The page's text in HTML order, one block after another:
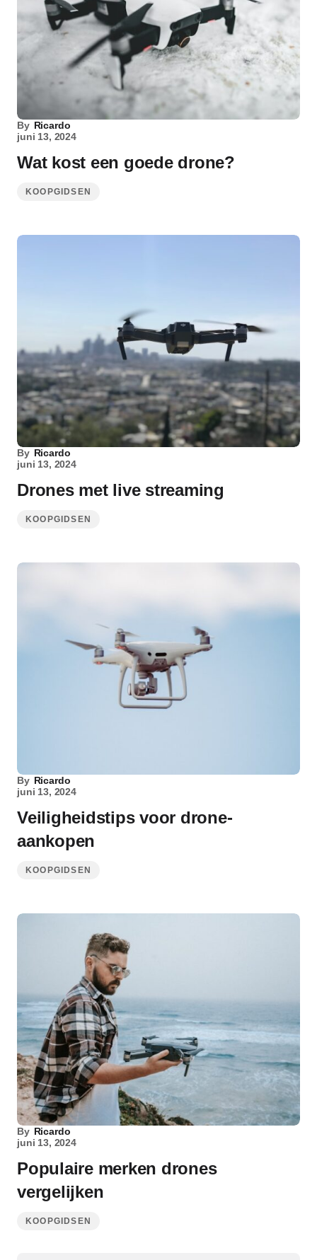
By Ricardo
juni 13, 2024
Wat kost een goede drone?
KOOPGIDSEN
By Ricardo
juni 13, 2024
Drones met live streaming
KOOPGIDSEN
By Ricardo
juni 13, 2024
Veiligheidstips voor drone-
aankopen
KOOPGIDSEN
By Ricardo
juni 13, 2024
Populaire merken drones
vergelijken
KOOPGIDSEN